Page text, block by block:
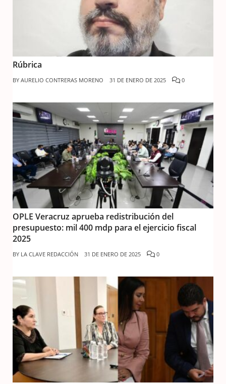
Rúbrica
BY AURELIO CONTRERAS MORENO 31 DE ENERO DE 2025 0
OPLE Veracruz aprueba redistribución del
presupuesto: mil 400 mdp para el ejercicio fiscal
2025
BY LA CLAVE REDACCIÓN 31 DE ENERO DE 2025 0